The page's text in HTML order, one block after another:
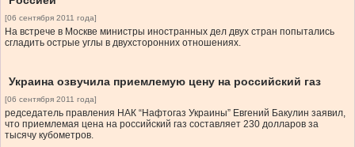
[06 сентября 2011 года]
На встрече в Москве министры иностранных дел двух стран попытались
сгладить острые углы в двухсторонних отношениях.
Украина озвучила приемлемую цену на российский газ
[06 сентября 2011 года]
редседатель правления НАК “Нафтогаз Украины” Евгений Бакулин заявил,
что приемлемая цена на российский газ составляет 230 долларов за
тысячу кубометров.